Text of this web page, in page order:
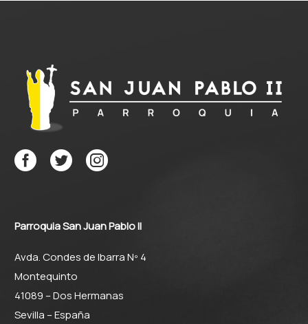
Parroquia San Juan Pablo II
Avda. Condes de Ibarra Nº 4
Montequinto
41089 – Dos Hermanas
Sevilla – España